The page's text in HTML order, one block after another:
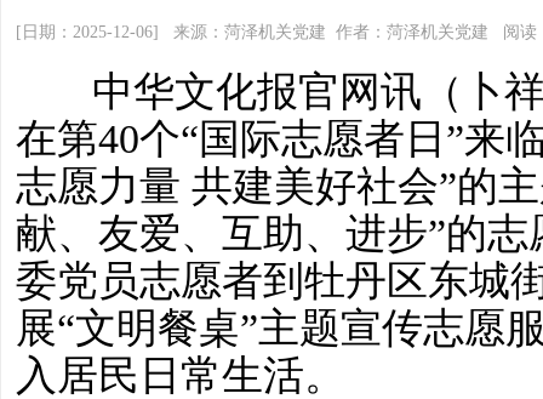
[日期：2025-12-06] 来源：菏泽机关党建 作者：菏泽机关党建 阅读
中华文化报官网讯（卜
在第40个“国际志愿者日”来
志愿力量 共建美好社会”的
献、友爱、互助、进步”的
委党员志愿者到牡丹区东城
展“文明餐桌”主题宣传志愿
入居民日常生活。